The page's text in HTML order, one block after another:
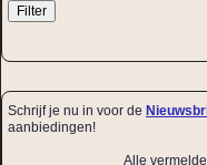
Filter
Schrijf je nu in voor de
aanbiedingen!
Alle